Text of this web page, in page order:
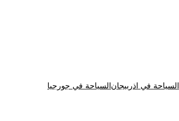
السياحة في اذربيجانالسياحة في جورجيا